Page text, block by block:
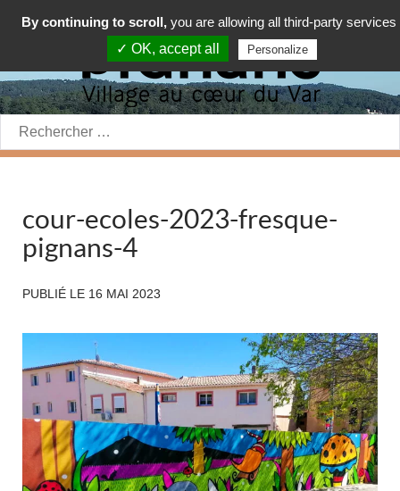
Rechercher:
cour-ecoles-2023-fresque-
pignans-4
PUBLIÉ LE 16 MAI 2023
By continuing to scroll, you are allowing all third-party services
✓ OK, accept all
Personalize